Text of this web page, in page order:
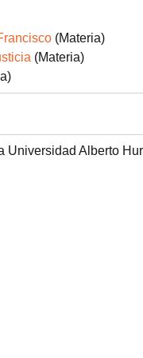
(Materia)
(Materia)
Universidad Alberto